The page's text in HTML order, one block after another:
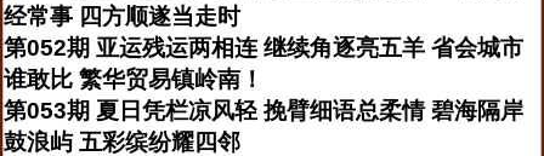
经常事 四方顺遂当走时
第052期 亚运残运两相连 继续角逐亮五羊 省会城市
谁敢比 繁华贸易镇岭南！
第053期 夏日凭栏凉风轻 挽臂细语总柔情 碧海隔岸
鼓浪屿 五彩缤纷耀四邻